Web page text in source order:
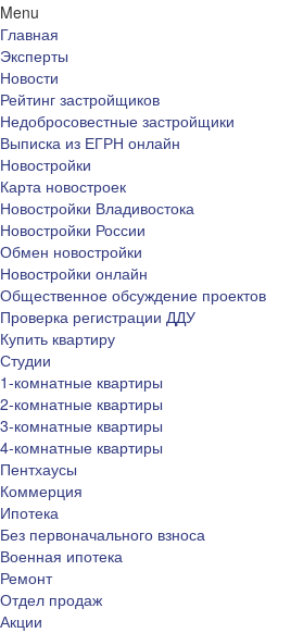
Menu
Главная
Эксперты
Новости
Рейтинг застройщиков
Недобросовестные застройщики
Выписка из ЕГРН онлайн
Новостройки
Карта новостроек
Новостройки Владивостока
Новостройки России
Обмен новостройки
Новостройки онлайн
Общественное обсуждение проектов
Проверка регистрации ДДУ
Купить квартиру
Студии
1-комнатные квартиры
2-комнатные квартиры
3-комнатные квартиры
4-комнатные квартиры
Пентхаусы
Коммерция
Ипотека
Без первоначального взноса
Военная ипотека
Ремонт
Отдел продаж
Акции